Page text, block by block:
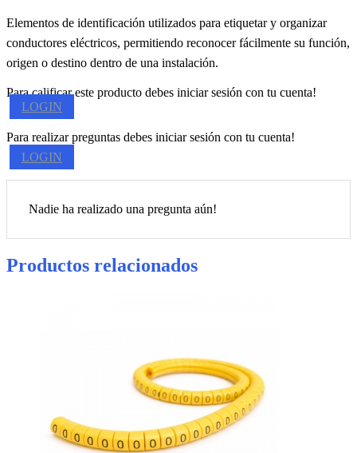
Elementos de identificación utilizados para etiquetar y organizar
conductores eléctricos, permitiendo reconocer fácilmente su función,
origen o destino dentro de una instalación.
Para calificar este producto debes iniciar sesión con tu cuenta!
LOGIN
Para realizar preguntas debes iniciar sesión con tu cuenta!
LOGIN
Nadie ha realizado una pregunta aún!
Productos relacionados